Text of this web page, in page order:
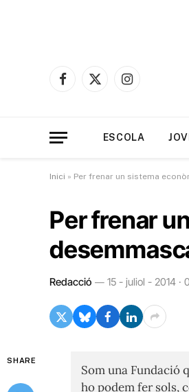
Facebook
X
Instagram
ESCOLA
Inici » Per frenar un sistema
Per frenar
Redacció 15 - juliol - 2014 ·
SHARE
Som una Fundació
ho podem fer sols,